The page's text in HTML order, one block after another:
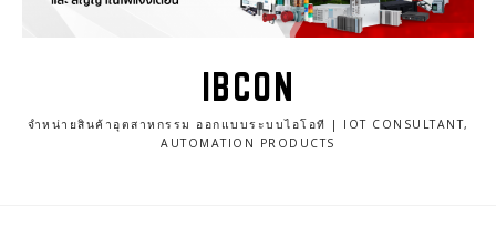
IBCON
จำหน่ายสินค้าอุตสาหกรรม ออกแบบระบบไอโอที | IOT CONSULTANT,
AUTOMATION PRODUCTS